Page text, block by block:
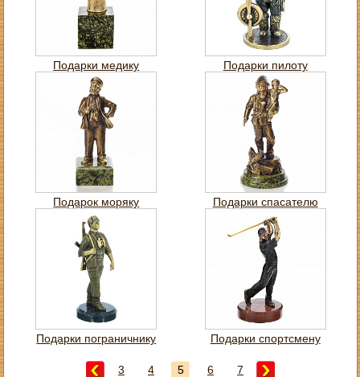
Подарки медику Подарки пилоту
Подарок моряку Подарки спасателю
Подарки пограничнику Подарки спортсмену
3 4 5 6 7